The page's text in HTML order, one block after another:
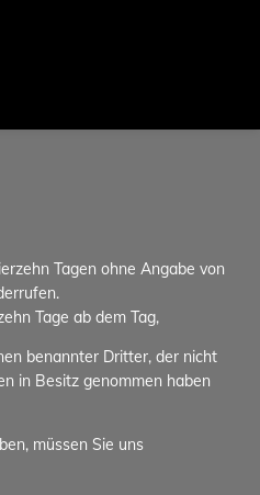
Tagen ohne Angabe von
Tage ab dem Tag,
benannter Dritter, der nicht
in Besitz genommen haben
müssen Sie uns